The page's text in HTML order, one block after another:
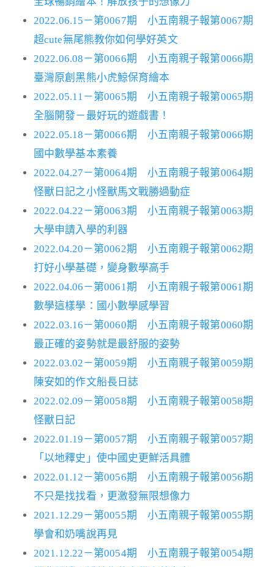
2022.06.15－第0067期 小五南親子報第0067期
超cute無尾熊教你如何學好英文
2022.06.08－第0066期 小五南親子報第0066期
臺灣原創黑熊小虎鯨保育繪本
2022.05.11－第0065期 小五南親子報第0065期
全腦開發－最好玩的遊戲書！
2022.05.18－第0066期 小五南親子報第0066期
國中數學基本素養
2022.04.27－第0064期 小五南親子報第0064期
怪獸日記之小怪獸馬文戰勝過動症
2022.04.22－第0063期 小五南親子報第0063期
大學申請入學的利器
2022.04.20－第0062期 小五南親子報第0062期
打好小學基礎，變身數學高手
2022.04.06－第0061期 小五南親子報第0061期
數學這樣學：國小數學感學習
2022.03.16－第0060期 小五南親子報第0060期
最正確的姿勢就是最舒服的姿勢
2022.03.02－第0059期 小五南親子報第0059期
陳安如的作文船長日誌
2022.02.09－第0058期 小五南親子報第0058期
怪獸日記
2022.01.19－第0057期 小五南親子報第0057期
「以地釋史」使中國史更鮮活具體
2022.01.12－第0056期 小五南親子報第0056期
不只是找找看，更激發無限想像力
2021.12.29－第0055期 小五南親子報第0055期
學會和奶嘴說再見
2021.12.22－第0054期 小五南親子報第0054期